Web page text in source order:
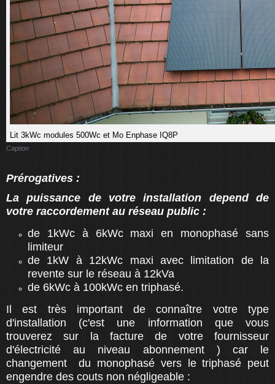
Lit 3kWc modules 500Wc et Mo Enphase IQ8P
Caption
Prérogatives :
La puissance de votre installation depend de
votre raccordement au réseau public :
de 1kWc à 6kWc maxi en monophasé sans
limiteur
de 1kW à 12kWc maxi avec limitation de la
revente sur le réseau à 12kVa
de 6kWc à 100kWc en triphasé.
Il est très important de connaître votre type
d'installation (c'est une information que vous
trouverez sur la facture de votre fournisseur
d'électricité au niveau abonnement ) car le
changement du monophasé vers le triphasé peut
engendre des couts non négligeable :